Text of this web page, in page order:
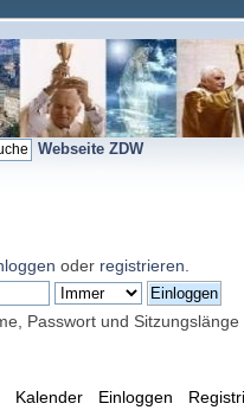
Webseite ZDW
oder registrieren
Passwort und Sitzungslänge
Kalender Einloggen